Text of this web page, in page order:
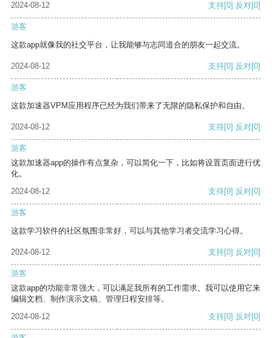
2024-08-12 支持[0] 反对[0]
游客
这款app就像我的社交平台，让我能够与志同道合的朋友一起交流。
2024-08-12 支持[0] 反对[0]
游客
这款加速器VPM应用程序已经为我们带来了无限的隐私保护和自由。
2024-08-12 支持[0] 反对[0]
游客
这款加速器app的操作有点复杂，可以简化一下，比如将设置页面进行优
化。
2024-08-12
支持[0] 反对[0]
游客
这款学习软件的社区氛围非常好，可以与其他学习者交流学习心得。
2024-08-12 支持[0] 反对[0]
游客
这款app的功能非常强大，可以满足我所有的工作需求。我可以使用它来
编辑文档、制作演示文稿、管理日程安排等。
2024-08-12
支持[0] 反对[0]